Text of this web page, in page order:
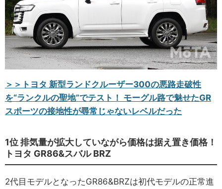
＞＞トヨタ 新型ランドクルーザー300の悪路走破性
を“ランクルの聖地”でテスト！ モーグル路で魅せたGR
スポーツの接地性が尋常じゃないレベルだった
1位 排気量が拡大していながら価格は据え置き価格！
トヨタ GR86&スバル BRZ
2代目モデルとなったGR86&BRZは初代モデルの正常進